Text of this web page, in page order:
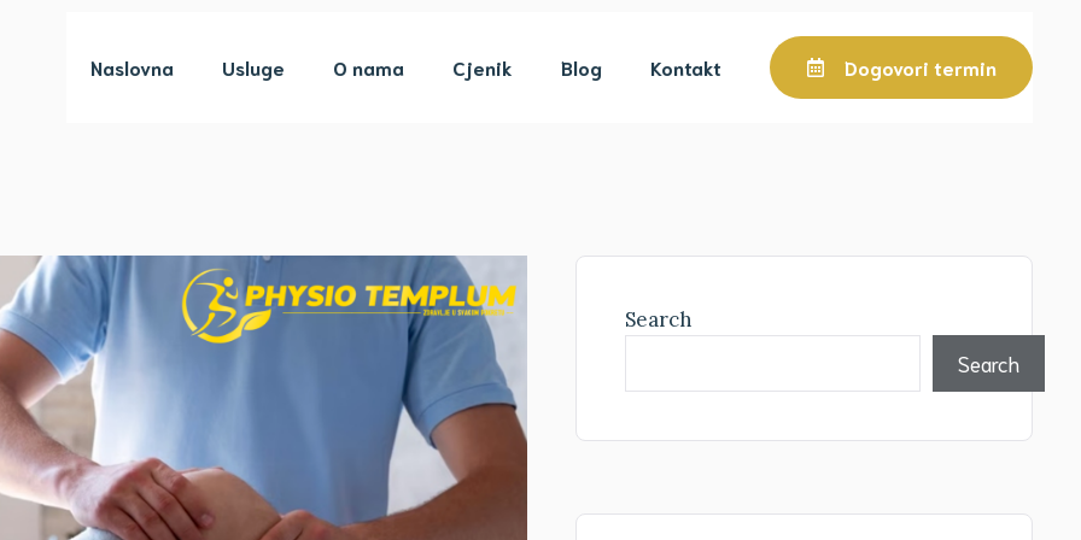
Naslovna Usluge O nama Cjenik Blog Kontakt Dogovori termin
Search
Search